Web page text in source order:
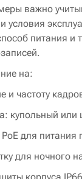
важно
условия
питания и
на:
и частоту
купольный или
для питания
для ночного